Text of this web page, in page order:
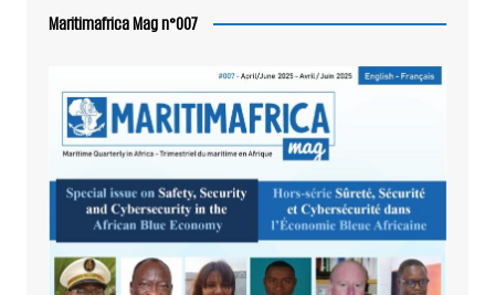
Maritimafrica Mag n°007